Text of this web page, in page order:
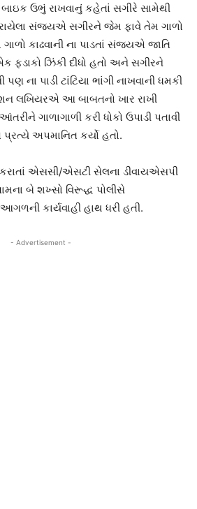
ઉભું રાખવાનું કહેતાં સગીરે સામેથી
સંજયએ સગીરને જેમ ફાવે તેમ ગાળો
કાઢવાની ના પાડતાં સંજયએ જાતિ
ફડાકો ઝિંકી દીધો હતો અને સગીરને
ના પાડી ટાંટિયા ભાંગી નાખવાની ધમકી
લખિયરએ આ બાબતનો ખાર રાખી
ગાળાગાળી કરી ધોકો ઉપાડી પતાવી
અપમાનિત કર્યો હતો.
એસસી/એસટી સેલના ડીવાયએસપી
બે શખ્સો વિરૂદ્ધ પોલીસે
કાર્યવાહી હાથ ધરી હતી.
- Advertisement -